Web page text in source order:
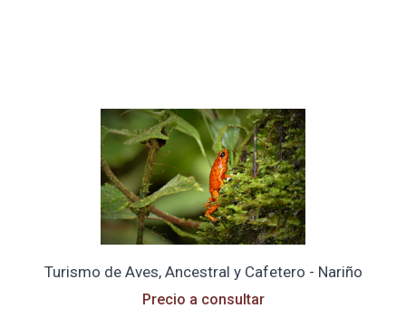
Turismo de Aves, Ancestral y Cafetero - Nariño
Precio a consultar